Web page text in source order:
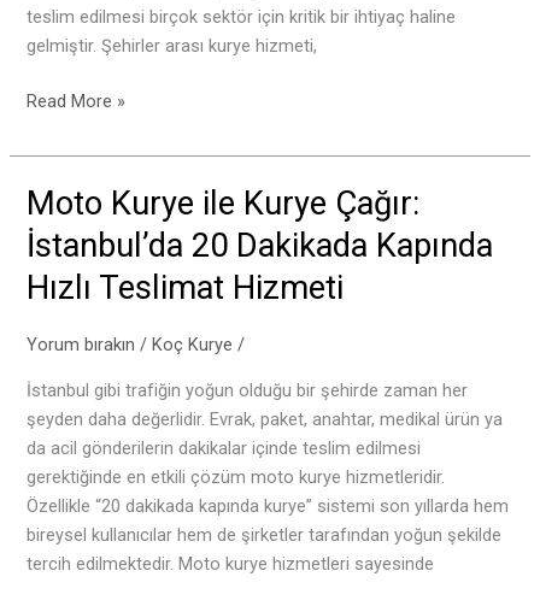
teslim edilmesi birçok sektör için kritik bir ihtiyaç haline
gelmiştir. Şehirler arası kurye hizmeti,
Read More »
Moto Kurye ile Kurye Çağır:
İstanbul’da 20 Dakikada Kapında
Hızlı Teslimat Hizmeti
Yorum bırakın / Koç Kurye /
İstanbul gibi trafiğin yoğun olduğu bir şehirde zaman her
şeyden daha değerlidir. Evrak, paket, anahtar, medikal ürün ya
da acil gönderilerin dakikalar içinde teslim edilmesi
gerektiğinde en etkili çözüm moto kurye hizmetleridir.
Özellikle “20 dakikada kapında kurye” sistemi son yıllarda hem
bireysel kullanıcılar hem de şirketler tarafından yoğun şekilde
tercih edilmektedir. Moto kurye hizmetleri sayesinde
Moto
Kurye
ile
Kurye
İstanbul’da
Dakikada
Kapında
Hızlı
Teslimat
Hizmeti